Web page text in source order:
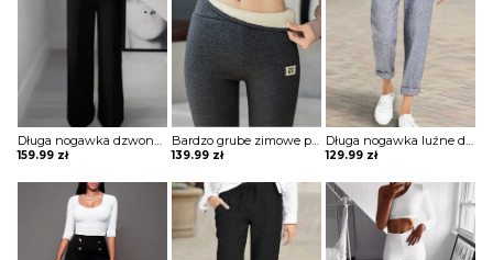
Długa nogawka dzwony szerokie luźne jednolite wysoki stan bez wzoru pas eleganckie casual spodnie Golda
159.99 zł
Bardzo grube zimowe polarowe legginsy z wysokim stanem spodnie Armgard
139.99 zł
Długa nogawka luźne dresowe wiązane jednolite wygodne ściągacz casual spodnie Darcie
129.99 zł